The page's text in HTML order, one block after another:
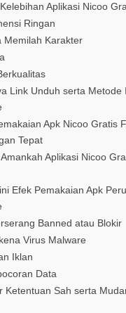
Aplikasi Nicoo
Ringan
Memilah Karakter
Link Unduh serta Metode
Apk Nicoo Gratis
Tepat
Aplikasi Nicoo
Efek Pemakaian Apk
Banned atau Blokir
Virus Malware
Iklan
Data
Ketentuan Sah serta